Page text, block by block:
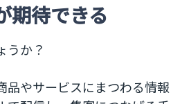
期待できる
うか？
品やサービスにまつわる情報